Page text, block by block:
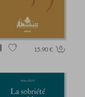
15.90 €